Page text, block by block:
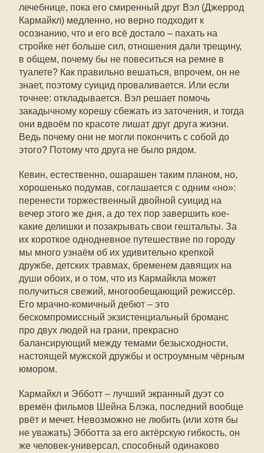
лечебнице, пока его смиренный друг Вэл (Джеррод
Кармайкл) медленно, но верно подходит к
осознанию, что и его всё достало – пахать на
стройке нет больше сил, отношения дали трещину,
в общем, почему бы не повеситься на ремне в
туалете? Как правильно вешаться, впрочем, он не
знает, поэтому суицид проваливается. Или если
точнее: откладывается. Вэл решает помочь
закадычному корешу сбежать из заточения, и тогда
они вдвоём по красоте лишат друг друга жизни.
Ведь почему они не могли покончить с собой до
этого? Потому что друга не было рядом.
Кевин, естественно, ошарашен таким планом, но,
хорошенько подумав, соглашается с одним «но»:
перенести торжественный двойной суицид на
вечер этого же дня, а до тех пор завершить кое-
какие делишки и позакрывать свои гештальты. За
их короткое однодневное путешествие по городу
мы много узнаём об их удивительно крепкой
дружбе, детских травмах, бременем давящих на
души обоих, и о том, что из Кармайкла может
получиться свежий, многообещающий режиссёр.
Его мрачно-комичный дебют – это
бескомпромиссный экзистенциальный броманс
про двух людей на грани, прекрасно
балансирующий между темами безысходности,
настоящей мужской дружбы и остроумным чёрным
юмором.
Кармайкл и Эбботт – лучший экранный дуэт со
времён фильмов Шейна Блэка, последний вообще
рвёт и мечет. Невозможно не любить (или хотя бы
не уважать) Эбботта за его актёрскую гибкость, он
же человек-универсал, способный одинаково